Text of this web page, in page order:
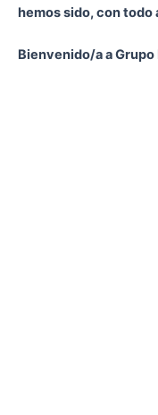
hemos sido, con todo
Bienvenido/a a Grupo